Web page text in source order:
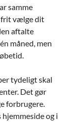
samme
frit vælge dit
aftalte
måned, men
tydeligt skal
Det gør
forbrugere.
og i